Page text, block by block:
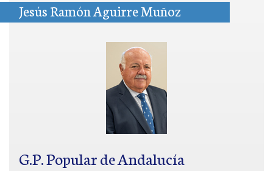
Jesús Ramón Aguirre Muñoz
G.P. Popular de Andalucía